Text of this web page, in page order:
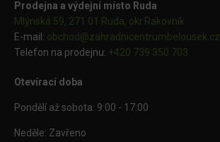
Prodejna a výdejní místo Ruda
Mlýnská 59, 271 01 Ruda, okr.Rakovník
E-mail: obchod@zahradnicentrumbelousek.cz
Telefon na prodejnu: +420 739 350 703
Otevírací doba
Pondělí až sobota: 9:00 - 17:00
Neděle: Zavřeno